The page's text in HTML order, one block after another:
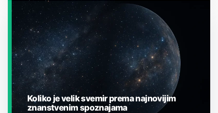
JESTE LI ZNALI?
Koliko je velik svemir prema najnovijim
znanstvenim spoznajama